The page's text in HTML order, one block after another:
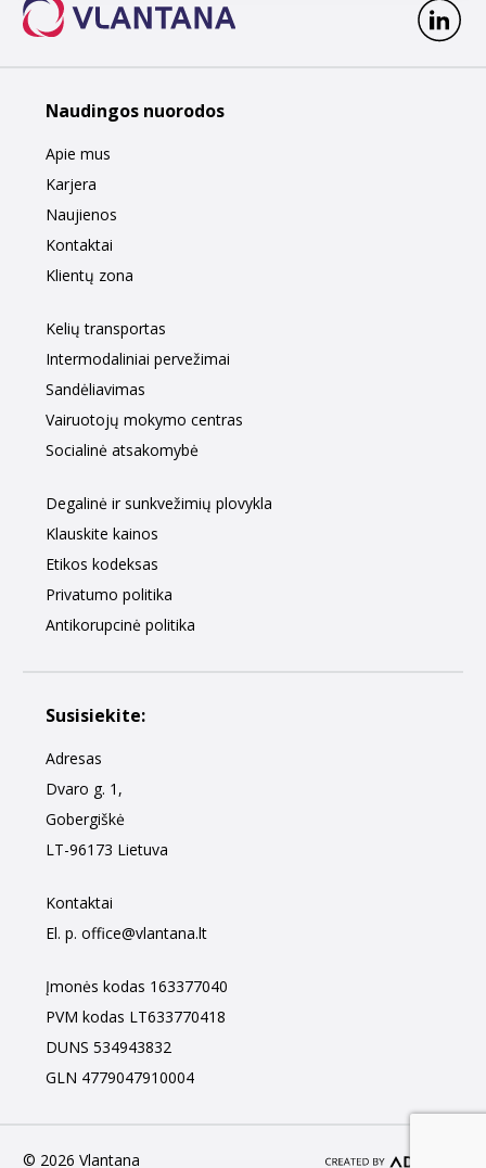
Naudingos nuorodos
Apie mus
Karjera
Naujienos
Kontaktai
Klientų zona
Kelių transportas
Intermodaliniai pervežimai
Sandėliavimas
Vairuotojų mokymo centras
Socialinė atsakomybė
Degalinė ir sunkvežimių plovykla
Klauskite kainos
Etikos kodeksas
Privatumo politika
Antikorupcinė politika
Susisiekite:
Adresas
Dvaro g. 1,
Gobergiškė
LT-96173 Lietuva
Kontaktai
El. p. office@vlantana.lt
Įmonės kodas 163377040
PVM kodas LT633770418
DUNS 534943832
GLN 4779047910004
© 2026 Vlantana